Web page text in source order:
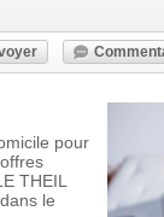
pour
THEIL
le